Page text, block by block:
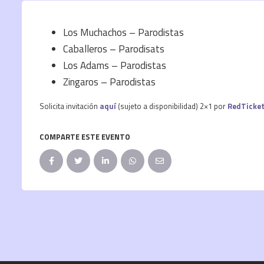
Los Muchachos – Parodistas
Caballeros – Parodisats
Los Adams – Parodistas
Zingaros – Parodistas
Solicita invitación aquí (sujeto a disponibilidad) 2×1 por
COMPARTE ESTE EVENTO